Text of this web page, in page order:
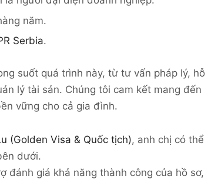
năm.
Serbia.
suốt quá trình này, từ tư vấn pháp lý, hỗ
lý tài sản. Chúng tôi cam kết mang đến
vững cho cả gia đình.
(Golden Visa & Quốc tịch), anh chị có thể
dưới.
đánh giá khả năng thành công của hồ sơ,